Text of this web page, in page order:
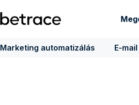
Marketing automatizálás E-